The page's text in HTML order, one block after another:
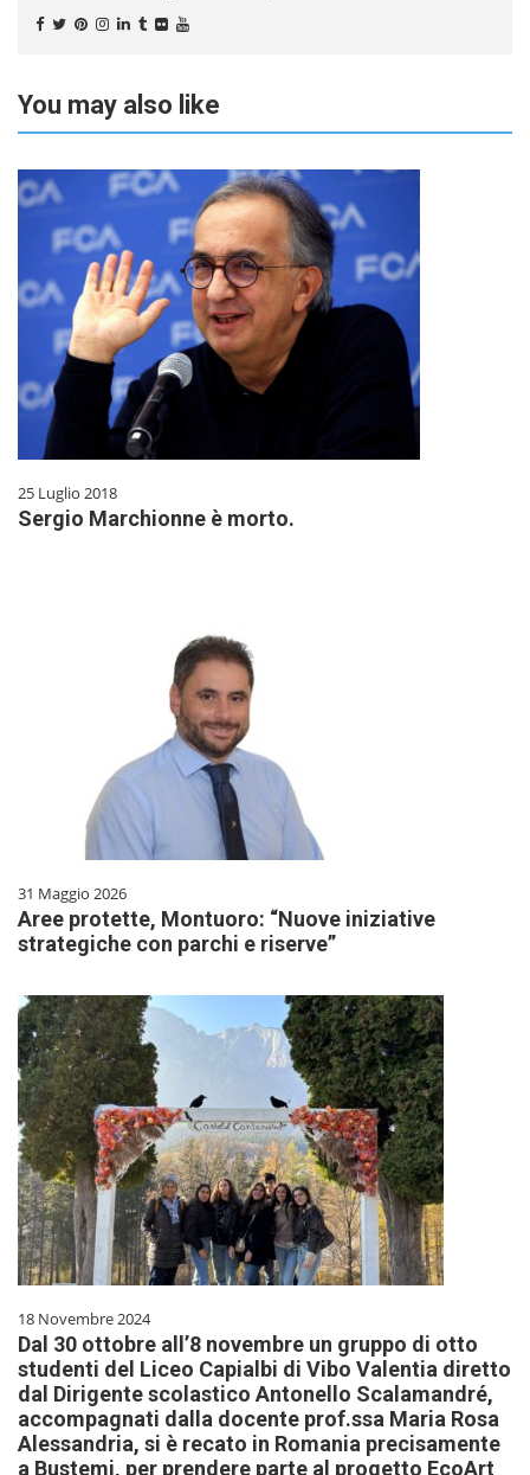
You may also like
25 Luglio 2018
Sergio Marchionne è morto.
31 Maggio 2026
Aree protette, Montuoro: “Nuove iniziative
strategiche con parchi e riserve”
18 Novembre 2024
Dal 30 ottobre all’8 novembre un gruppo di otto
studenti del Liceo Capialbi di Vibo Valentia diretto
dal Dirigente scolastico Antonello Scalamandré,
accompagnati dalla docente prof.ssa Maria Rosa
Alessandria, si è recato in Romania precisamente
a Bustemi, per prendere parte al progetto EcoArt